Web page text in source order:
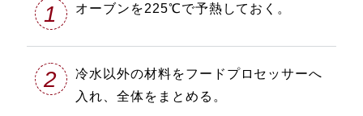
1 オーブンを225℃で予熱しておく。
2
冷水以外の材料をフードプロセッサーへ
入れ、全体をまとめる。